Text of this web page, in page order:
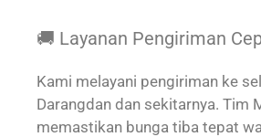
🚚 Layanan Pengiriman
Kami melayani pengiriman ke
Darangdan dan sekitarnya. Tim
memastikan bunga tiba tepat